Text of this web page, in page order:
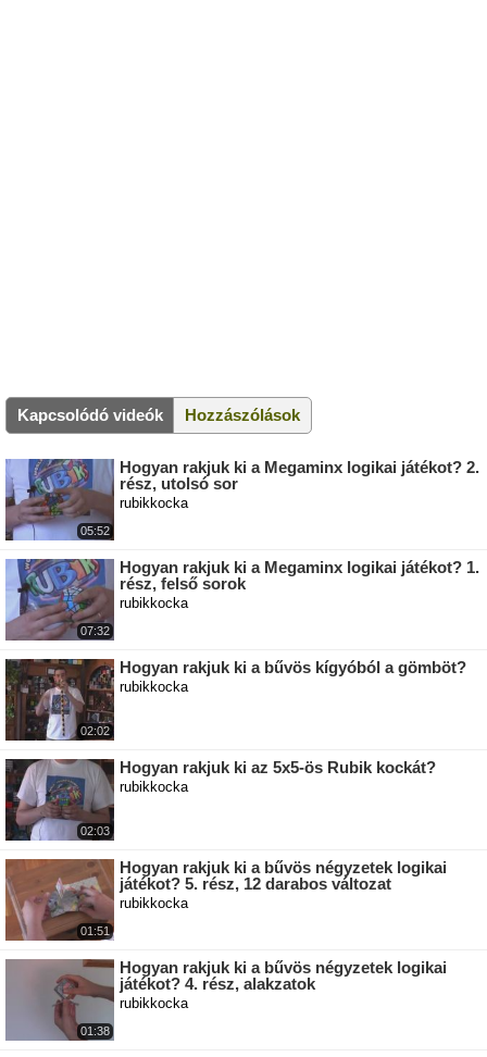
Kapcsolódó videók Hozzászólások
05:52
Hogyan rakjuk ki a Megaminx logikai játékot? 2.
rész, utolsó sor
rubikkocka
07:32
Hogyan rakjuk ki a Megaminx logikai játékot? 1.
rész, felső sorok
rubikkocka
02:02
Hogyan rakjuk ki a bűvös kígyóból a gömböt?
rubikkocka
02:03
Hogyan rakjuk ki az 5x5-ös Rubik kockát?
rubikkocka
01:51
Hogyan rakjuk ki a bűvös négyzetek logikai
játékot? 5. rész, 12 darabos változat
rubikkocka
01:38
Hogyan rakjuk ki a bűvös négyzetek logikai
játékot? 4. rész, alakzatok
rubikkocka